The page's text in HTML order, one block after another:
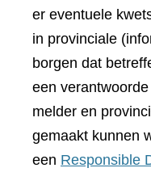
er eventuele
in provinciale
borgen dat
een
melder en
gemaakt kunnen
een Responsible